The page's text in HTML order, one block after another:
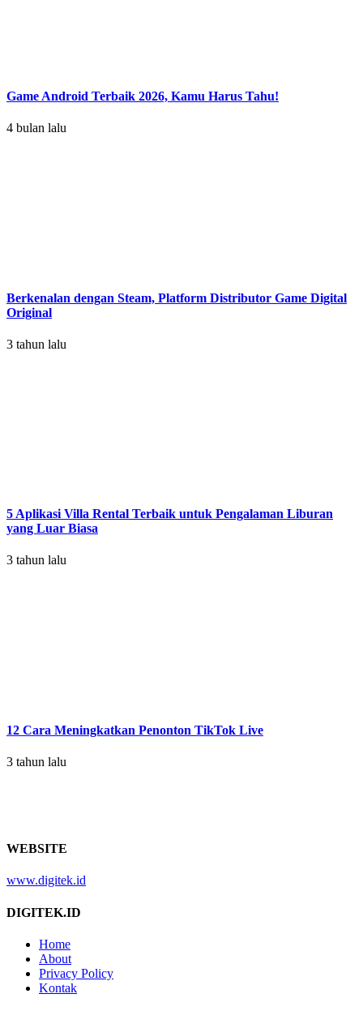
Game Android Terbaik 2026, Kamu Harus Tahu!
4 bulan lalu
Berkenalan dengan Steam, Platform Distributor Game Digital
Original
3 tahun lalu
5 Aplikasi Villa Rental Terbaik untuk Pengalaman Liburan
yang Luar Biasa
3 tahun lalu
12 Cara Meningkatkan Penonton TikTok Live
3 tahun lalu
WEBSITE
www.digitek.id
DIGITEK.ID
Home
About
Privacy Policy
Kontak